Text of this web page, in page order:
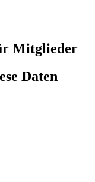
Mitglieder
Daten